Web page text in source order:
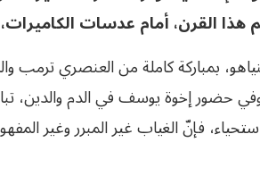
هذا القرن، أمام عدسات
بمباركة كاملة من العنصري ترمب
حضور إخوة يوسف في الدم والدين،
فإنّ الغياب غير المبرر وغير